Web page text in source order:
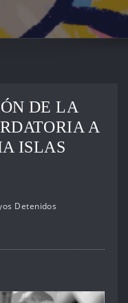
DE LA
A
ISLAS
Detenidos